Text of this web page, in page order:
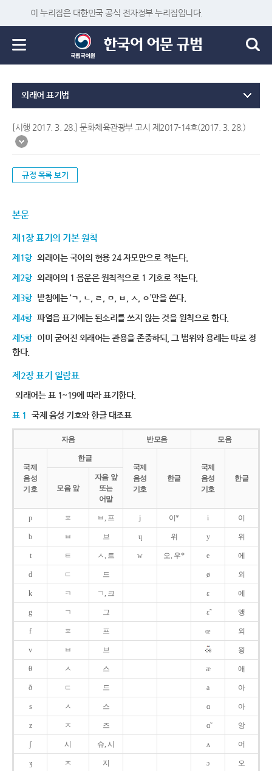
이 누리집은 대한민국 공식 전자정부 누리집입니다.
외래어 표기법
[시행 2017. 3. 28.] 문화체육관광부 고시 제2017-14호(2017. 3. 28.)
규정 목록 보기
본문
제1장 표기의 기본 원칙
제1항 외래어는 국어의 현용 24 자모만으로 적는다.
제2항 외래어의 1 음운은 원칙적으로 1 기호로 적는다.
제3항 받침에는 ‘ㄱ, ㄴ, ㄹ, ㅁ, ㅂ, ㅅ, ㅇ’만을 쓴다.
제4항 파열음 표기에는 된소리를 쓰지 않는 것을 원칙으로 한다.
제5항 이미 굳어진 외래어는 관용을 존중하되, 그 범위와 용례는 따로 정
한다.
제2장 표기 일람표
외래어는 표 1~19에 따라 표기한다.
표 1 국제 음성 기호와 한글 대조표
자음 반모음 모음
국제
음성
기호
한글
국제
음성
기호
한글
국제
음성
기호
한글
모음 앞
자음 앞
또는
어말
p ㅍ ㅂ, 프 j 이* i 이
b ㅂ 브 ɥ 위 y 위
t ㅌ ㅅ, 트 w 오, 우* e 에
d ㄷ 드 ø 외
k ㅋ ㄱ, 크 ɛ 에
g ㄱ 그 ɛ̃ 앵
f ㅍ 프 œ 외
v ㅂ 브 욍
θ ㅅ 스 æ 애
ð ㄷ 드 a 아
s ㅅ 스 ɑ 아
z ㅈ 즈 ɑ̃ 앙
ʃ 시 슈, 시 ʌ 어
ʒ ㅈ 지 ɔ 오